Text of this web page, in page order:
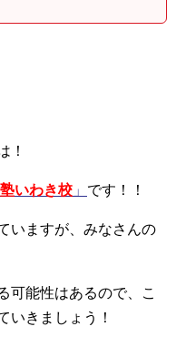
！
いわき校 」 です！！
いますが、みなさんの
可能性はあるので、こ
いきましょう！